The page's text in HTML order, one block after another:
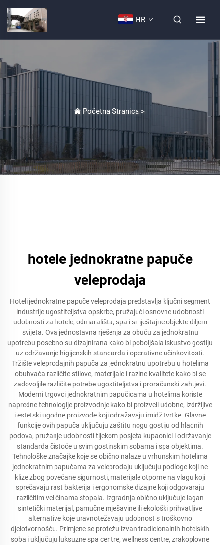
HR
Početna Stranica>
hotele jednokratne papuče
veleprodaja
Hoteli jednokratne papuče veleprodaja predstavlja ključni segment
industrije ugostiteljstva opskrbe, pružajući osnovne udobnosti
udobnosti za hotele, odmarališta, spa i smještajne objekte diljem
svijeta. Ova jednostavna rješenja za obuću za jednokratnu
upotrebu posebno su dizajnirana kako bi poboljšala iskustvo gostiju
uz održavanje higijenskih standarda i operativne učinkovitosti.
Tržište veleprodajnih papuča za jednokratnu upotrebu u hotelima
obuhvaća različite stilove, materijale i razine kvalitete kako bi se
zadovoljile različite potrebe ugostiteljstva i proračunski zahtjevi.
Moderni trgovci jednokratnim papučicama u hotelima koriste
napredne tehnologije proizvodnje kako bi proizveli udobne, izdržljive
i estetski ugodne proizvode koji odražavaju imidž tvrtke. Glavne
funkcije ovih papuča uključuju zaštitu nogu gostiju od hladnih
podova, pružanje udobnosti tijekom posjeta kupaonici i održavanje
standarda čistoće u svim gostinskim sobama i spa objektima.
Tehnološke značajke koje se obično nalaze u vrhunskim hotelima
jednokratnim papučama za veleprodaju uključuju podloge koji ne
klize zbog povećane sigurnosti, materijale otporne na vlagu koji
sprečavaju rast bakterija i ergonomske dizajne koji odgovaraju
različitim veličinama stopala. Izgradnja obično uključuje lagan
sintetički materijal, pamučne mješavine ili ekološki prihvatljive
alternative koje uravnotežavaju udobnost s troškovno
djelotvornošću. Primjene se protežu izvan tradicionalnih hotelskih
soba i uključuju luksuzne spa centre, wellness centre, zrakoplovne